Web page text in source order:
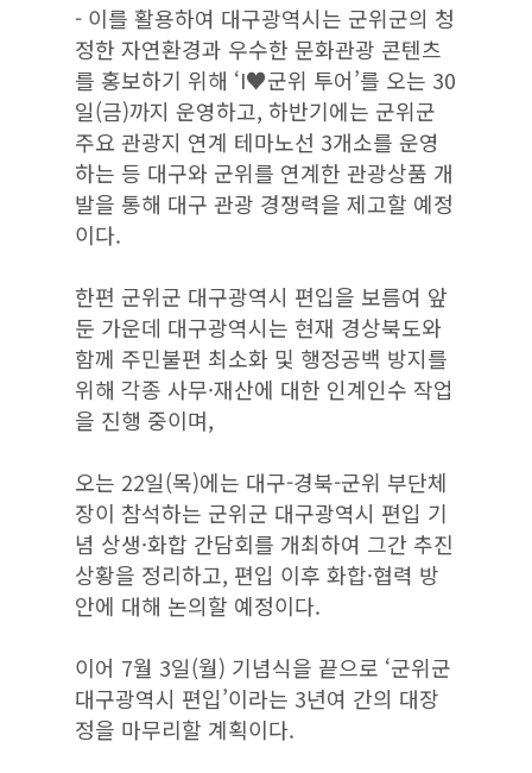
- 이를 활용하여 대구광역시는 군위군의 청
정한 자연환경과 우수한 문화관광 콘텐츠
를 홍보하기 위해 ‘I♥군위 투어’를 오는 30
일(금)까지 운영하고, 하반기에는 군위군
주요 관광지 연계 테마노선 3개소를 운영
하는 등 대구와 군위를 연계한 관광상품 개
발을 통해 대구 관광 경쟁력을 제고할 예정
이다.
한편 군위군 대구광역시 편입을 보름여 앞
둔 가운데 대구광역시는 현재 경상북도와
함께 주민불편 최소화 및 행정공백 방지를
위해 각종 사무·재산에 대한 인계인수 작업
을 진행 중이며,
오는 22일(목)에는 대구-경북-군위 부단체
장이 참석하는 군위군 대구광역시 편입 기
념 상생·화합 간담회를 개최하여 그간 추진
상황을 정리하고, 편입 이후 화합·협력 방
안에 대해 논의할 예정이다.
이어 7월 3일(월) 기념식을 끝으로 ‘군위군
대구광역시 편입’이라는 3년여 간의 대장
정을 마무리할 계획이다.